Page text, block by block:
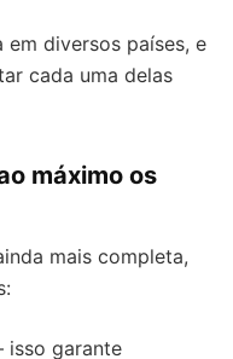
em diversos países, e
cada uma delas
máximo os
mais completa,
isso garante